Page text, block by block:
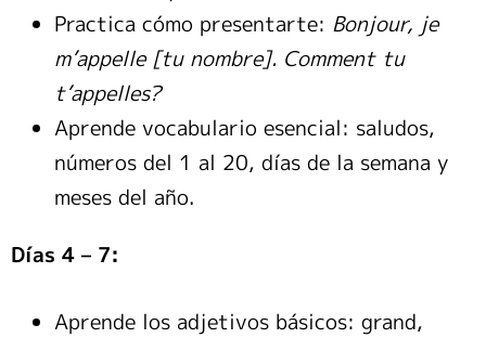
Practica cómo presentarte: Bonjour, je
m’appelle [tu nombre]. Comment tu
t’appelles?
Aprende vocabulario esencial: saludos,
números del 1 al 20, días de la semana y
meses del año.
Días 4 – 7:
Aprende los adjetivos básicos: grand,